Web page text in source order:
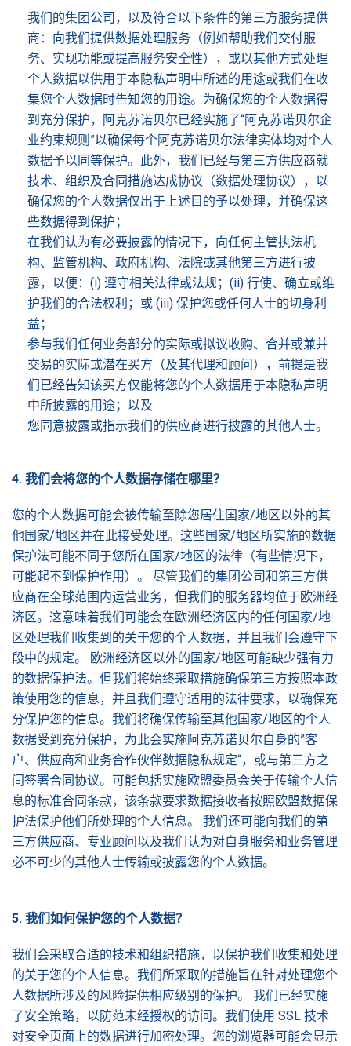
我们的集团公司，以及符合以下条件的第三方服务提供
商：向我们提供数据处理服务（例如帮助我们交付服
务、实现功能或提高服务安全性），或以其他方式处理
个人数据以供用于本隐私声明中所述的用途或我们在收
集您个人数据时告知您的用途。为确保您的个人数据得
到充分保护，阿克苏诺贝尔已经实施了“阿克苏诺贝尔企
业约束规则”以确保每个阿克苏诺贝尔法律实体均对个人
数据予以同等保护。此外，我们已经与第三方供应商就
技术、组织及合同措施达成协议（数据处理协议），以
确保您的个人数据仅出于上述目的予以处理，并确保这
些数据得到保护；
在我们认为有必要披露的情况下，向任何主管执法机
构、监管机构、政府机构、法院或其他第三方进行披
露，以便：(i) 遵守相关法律或法规；(ii) 行使、确立或维
护我们的合法权利；或 (iii) 保护您或任何人士的切身利
益；
参与我们任何业务部分的实际或拟议收购、合并或兼并
交易的实际或潜在买方（及其代理和顾问），前提是我
们已经告知该买方仅能将您的个人数据用于本隐私声明
中所披露的用途；以及
您同意披露或指示我们的供应商进行披露的其他人士。
4. 我们会将您的个人数据存储在哪里？
您的个人数据可能会被传输至除您居住国家/地区以外的其
他国家/地区并在此接受处理。这些国家/地区所实施的数据
保护法可能不同于您所在国家/地区的法律（有些情况下，
可能起不到保护作用）。 尽管我们的集团公司和第三方供
应商在全球范围内运营业务，但我们的服务器均位于欧洲经
济区。这意味着我们可能会在欧洲经济区内的任何国家/地
区处理我们收集到的关于您的个人数据，并且我们会遵守下
段中的规定。 欧洲经济区以外的国家/地区可能缺少强有力
的数据保护法。但我们将始终采取措施确保第三方按照本政
策使用您的信息，并且我们遵守适用的法律要求，以确保充
分保护您的信息。我们将确保传输至其他国家/地区的个人
数据受到充分保护，为此会实施阿克苏诺贝尔自身的”客
户、供应商和业务合作伙伴数据隐私规定“，或与第三方之
间签署合同协议。可能包括实施欧盟委员会关于传输个人信
息的标准合同条款，该条款要求数据接收者按照欧盟数据保
护法保护他们所处理的个人信息。 我们还可能向我们的第
三方供应商、专业顾问以及我们认为对自身服务和业务管理
必不可少的其他人士传输或披露您的个人数据。
5. 我们如何保护您的个人数据？
我们会采取合适的技术和组织措施，以保护我们收集和处理
的关于您的个人信息。我们所采取的措施旨在针对处理您个
人数据所涉及的风险提供相应级别的保护。 我们已经实施
了安全策略，以防范未经授权的访问。我们使用 SSL 技术
对安全页面上的数据进行加密处理。您的浏览器可能会显示